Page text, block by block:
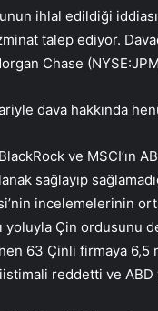
ihlal edildiği
talep ediyor.
Chase
dava hakkında
ve MSCI’ın
sağlayıp
incelemelerinin
yoluyla Çin ordusunu
63 Çinli firmaya 6,5
reddetti ve ABD